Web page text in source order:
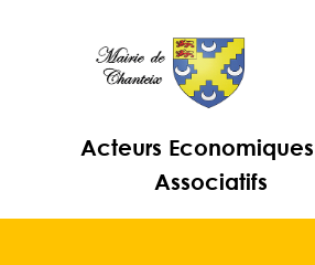
Acteurs
Associatifs